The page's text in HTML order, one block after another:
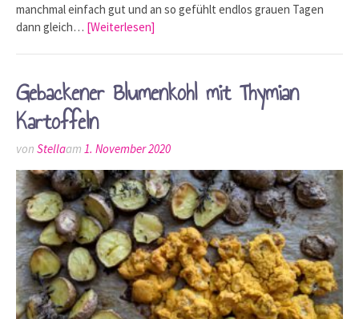
manchmal einfach gut und an so gefühlt endlos grauen Tagen
dann gleich… [Weiterlesen]
Gebackener Blumenkohl mit Thymian
Kartoffeln
von Stellaam 1. November 2020